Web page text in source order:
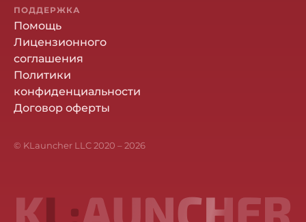
ПОДДЕРЖКА
Помощь
Лицензионного
соглашения
Политики
конфиденциальности
Договор оферты
© KLauncher LLC 2020 –2026
KL:AUNCHER